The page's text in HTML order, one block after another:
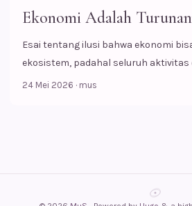
Ekonomi Adalah
Esai tentang ilusi bahwa ekonomi
ekosistem, padahal seluruh aktivitas
atas fondasi biologis dan ekologis.
24 Mei 2026 · mus